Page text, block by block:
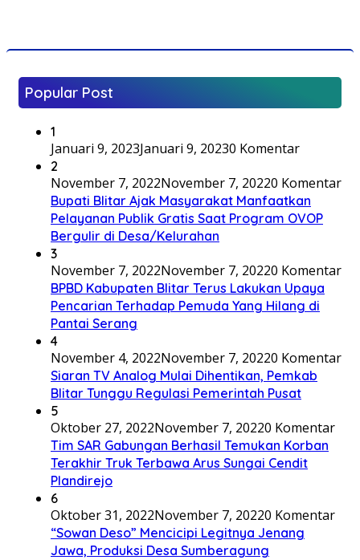
Popular Post
1
Januari 9, 2023Januari 9, 20230 Komentar
2
November 7, 2022November 7, 20220 Komentar
Bupati Blitar Ajak Masyarakat Manfaatkan
Pelayanan Publik Gratis Saat Program OVOP
Bergulir di Desa/Kelurahan
3
November 7, 2022November 7, 20220 Komentar
BPBD Kabupaten Blitar Terus Lakukan Upaya
Pencarian Terhadap Pemuda Yang Hilang di
Pantai Serang
4
November 4, 2022November 7, 20220 Komentar
Siaran TV Analog Mulai Dihentikan, Pemkab
Blitar Tunggu Regulasi Pemerintah Pusat
5
Oktober 27, 2022November 7, 20220 Komentar
Tim SAR Gabungan Berhasil Temukan Korban
Terakhir Truk Terbawa Arus Sungai Cendit
Plandirejo
6
Oktober 31, 2022November 7, 20220 Komentar
“Sowan Deso” Mencicipi Legitnya Jenang
Jawa, Produksi Desa Sumberagung